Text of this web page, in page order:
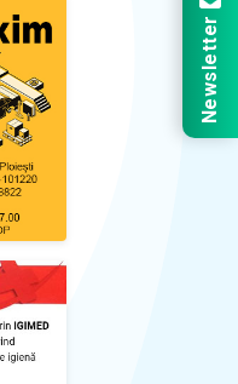
Newsletter